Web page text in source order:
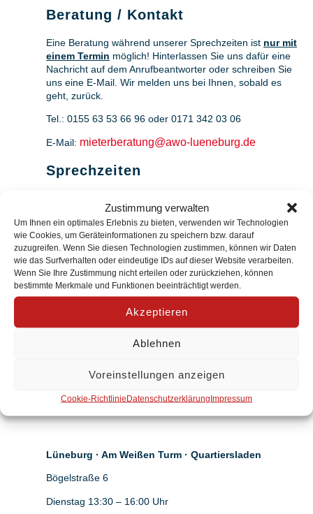
Zustimmung verwalten
Um Ihnen ein optimales Erlebnis zu bieten, verwenden wir Technologien
wie Cookies, um Geräteinformationen zu speichern bzw. darauf
zuzugreifen. Wenn Sie diesen Technologien zustimmen, können wir Daten
wie das Surfverhalten oder eindeutige IDs auf dieser Website verarbeiten.
Wenn Sie Ihre Zustimmung nicht erteilen oder zurückziehen, können
bestimmte Merkmale und Funktionen beeinträchtigt werden.
Akzeptieren
Ablehnen
Voreinstellungen anzeigen
Cookie-RichtlinieDatenschutzerklärungImpressum
Beratung / Kontakt
Eine Beratung während unserer Sprechzeiten ist nur mit
einem Termin möglich! Hinterlassen Sie uns dafür eine
Nachricht auf dem Anrufbeantworter oder schreiben Sie
uns eine E-Mail. Wir melden uns bei Ihnen, sobald es
geht, zurück.
Tel.: 0155 63 53 66 96 oder 0171 342 03 06
E-Mail: mieterberatung@awo-lueneburg.de
Sprechzeiten
Lüneburg– Bülows Kamp 35(Haus zum Hägfeld)
Montag 08:00 – 14:00 Uhr
Dienstag 13:30 – 16:00 Uhr
Mittwoch 08:00 – 14:00 Uhr
Donnerstag 08:00 – 16:00 Uhr
Lüneburg · Am Weißen Turm · Quartiersladen
Bögelstraße 6
Dienstag 13:30 – 16:00 Uhr